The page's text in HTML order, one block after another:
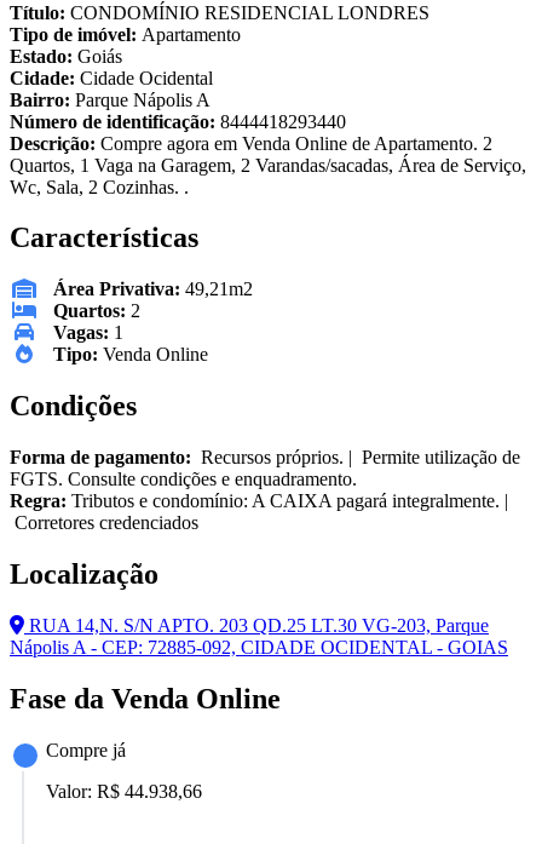
Título: CONDOMÍNIO RESIDENCIAL LONDRES
Tipo de imóvel: Apartamento
Estado: Goiás
Cidade: Cidade Ocidental
Bairro: Parque Nápolis A
Número de identificação: 8444418293440
Descrição: Compre agora em Venda Online de Apartamento. 2
Quartos, 1 Vaga na Garagem, 2 Varandas/sacadas, Área de Serviço,
Wc, Sala, 2 Cozinhas. .
Características
Área Privativa: 49,21m2
Quartos: 2
Vagas: 1
Tipo: Venda Online
Condições
Forma de pagamento: Recursos próprios. | Permite utilização de
FGTS. Consulte condições e enquadramento.
Regra: Tributos e condomínio: A CAIXA pagará integralmente. |
Corretores credenciados
Localização
RUA 14,N. S/N APTO. 203 QD.25 LT.30 VG-203, Parque
Nápolis A - CEP: 72885-092, CIDADE OCIDENTAL - GOIAS
Fase da Venda Online
Compre já
Valor: R$ 44.938,66